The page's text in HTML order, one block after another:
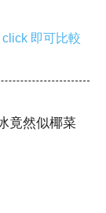
即可比較
竟然似椰菜